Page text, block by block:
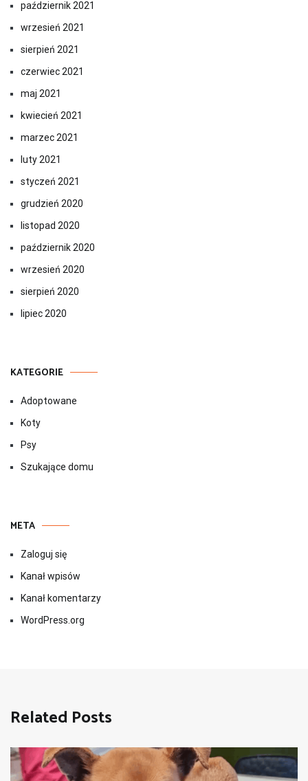
październik 2021
wrzesień 2021
sierpień 2021
czerwiec 2021
maj 2021
kwiecień 2021
marzec 2021
luty 2021
styczeń 2021
grudzień 2020
listopad 2020
październik 2020
wrzesień 2020
sierpień 2020
lipiec 2020
KATEGORIE
Adoptowane
Koty
Psy
Szukające domu
META
Zaloguj się
Kanał wpisów
Kanał komentarzy
WordPress.org
Related Posts